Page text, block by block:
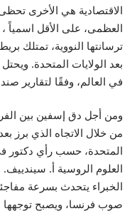
الاقتصادية هي الأخرى
العظمى، على الأقل اسمياً ،
ترسانتها النووية، تمتلك
بعد الولايات المتحدة.
في العالم، وفقًا لتقارير
ومن أجل دق إسفين بين
من خلال الاتجاه الذي برز
المتحدة، حسب رأي دكتور في
العلوم الروسية أ.
الخبراء يتحدث بسرعة
صوب فرنسا، ويصبح توجهها